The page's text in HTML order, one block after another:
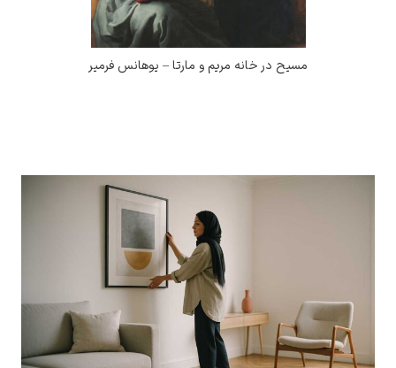
در خانه مریم و مارتا – یوهانس فرمیر